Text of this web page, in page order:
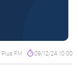
FM 09/12/24 10:00